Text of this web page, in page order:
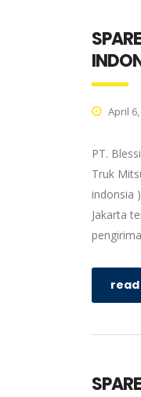
April
PT.
Truk
indonsia
Jakarta